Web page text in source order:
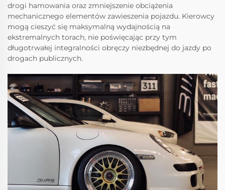
drogi hamowania oraz zmniejszenie obciążenia
mechanicznego elementów zawieszenia pojazdu. Kierowcy
mogą cieszyć się maksymalną wydajnością na
ekstremalnych torach, nie poświęcając przy tym
długotrwałej integralności obręczy niezbędnej do jazdy po
drogach publicznych.